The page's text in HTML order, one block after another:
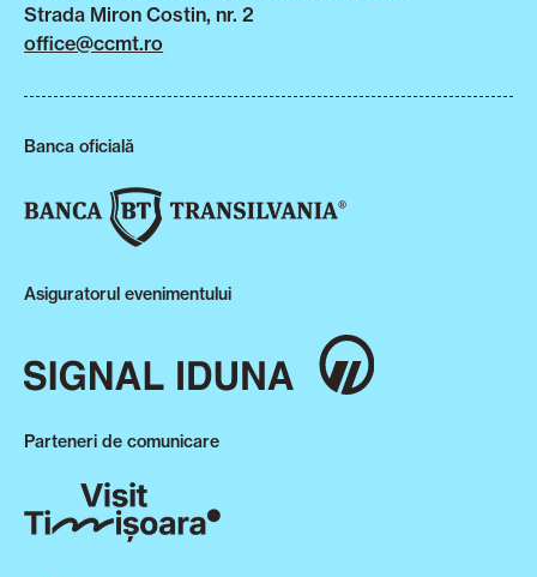
Strada Miron Costin, nr. 2
office@ccmt.ro
Banca oficială
Asiguratorul evenimentului
Parteneri de comunicare